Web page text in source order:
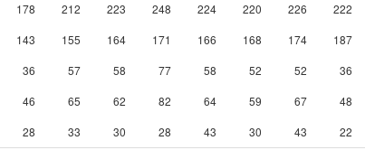
178 212 223 248 224 220 226 222
143 155 164 171 166 168 174 187
36 57 58 77 58 52 52 36
46 65 62 82 64 59 67 48
28 33 30 28 43 30 43 22